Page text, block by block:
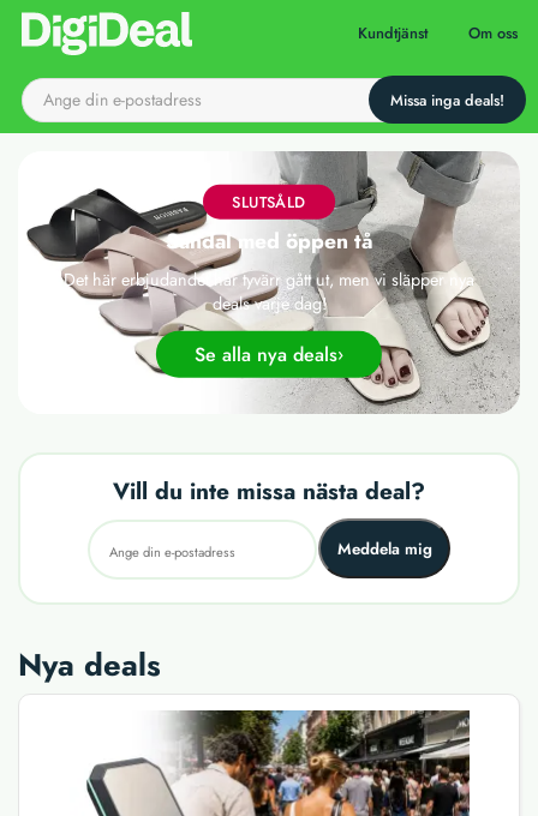
Till startsidan Kundtjänst Om oss
SLUTSÅLD
Sandal med öppen tå
Det här erbjudandet har tyvärr gått ut, men vi släpper nya
deals varje dag!
Se alla nya deals
Vill du inte missa nästa deal?
Meddela mig
Nya deals